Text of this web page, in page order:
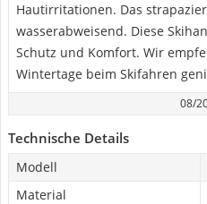
Hautirritationen. Das
wasserabweisend. Diese
Schutz und Komfort. Wir
Wintertage beim Skifahren
08/
Technische Details
Modell
Material